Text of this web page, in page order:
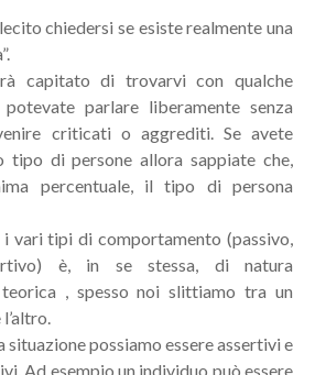
chiedersi se esiste realmente una
capitato di trovarvi con qualche
parlare liberamente senza
criticati o aggrediti. Se avete
tipo di persone allora sappiate che,
percentuale, il tipo di persona
vari tipi di comportamento (passivo,
è, in se stessa, di natura
teorica , spesso noi slittiamo tra un
situazione possiamo essere assertivi e
Ad esempio un individuo può essere